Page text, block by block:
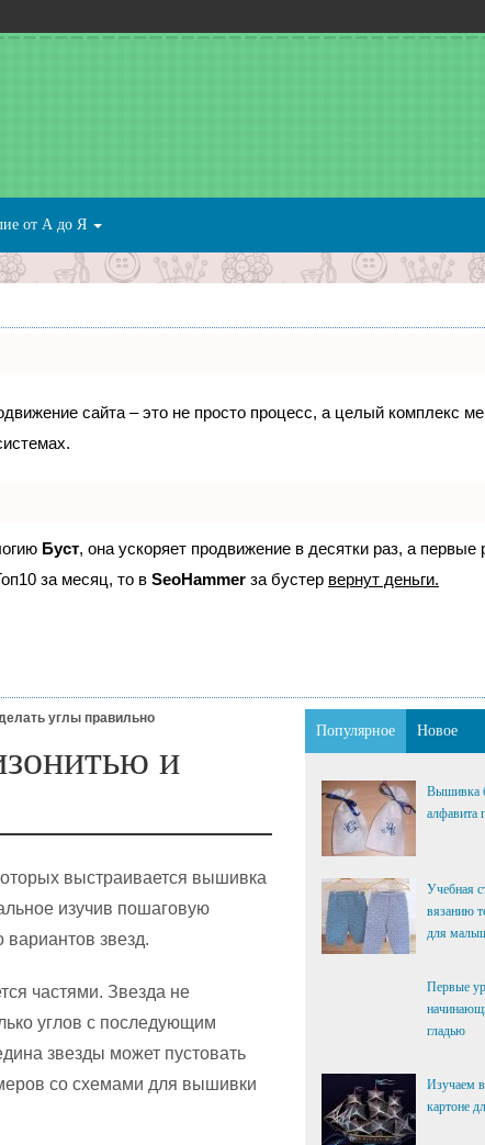
от А до Я
сайта – это не просто процесс, а целый комплекс
Буст, она ускоряет продвижение в десятки раз, а первые
за месяц, то в SeoHammer за бустер вернут деньги.
углы правильно
и
выстраивается вышивка
изучив пошаговую
звезд.
частями. Звезда не
углов с последующим
звезды может пустовать
со схемами для вышивки
Популярное Новое
Вышивка
алфавита
Учебная
вязанию
для
Первые
гладью
Изучаем
картоне